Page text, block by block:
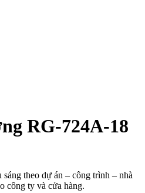
RG-724A-18
theo dự án – công trình – nhà
công ty và cửa hàng.